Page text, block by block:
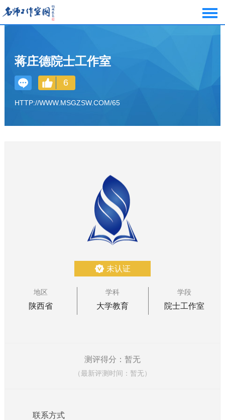
蒋庄德院士工作室
6
HTTP://WWW.MSGZSW.COM/65
未认证
地区
陕西省
学科
大学教育
学段
院士工作室
测评得分：暂无
（最新评测时间：暂无）
联系方式